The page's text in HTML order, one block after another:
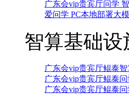
广东会vip贵宾厅问学
爱问学 PC本地部署大
智算基础设
广东会vip贵宾厅鲲泰
广东会vip贵宾厅鲲泰
广东会vip贵宾厅鲲泰问